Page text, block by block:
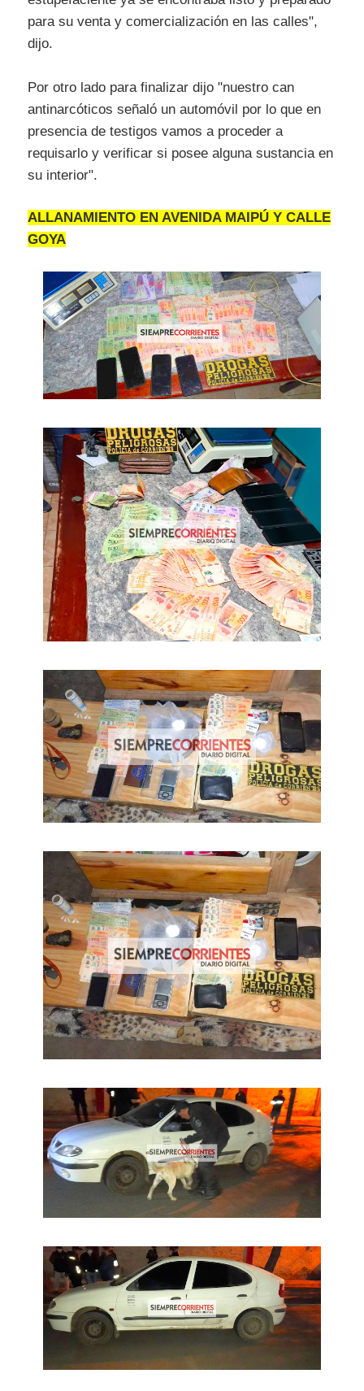
para su venta y comercialización en las calles",
dijo.
Por otro lado para finalizar dijo "nuestro can
antinarcóticos señaló un automóvil por lo que en
presencia de testigos vamos a proceder a
requisarlo y verificar si posee alguna sustancia en
su interior".
ALLANAMIENTO EN AVENIDA MAIPÚ Y CALLE
GOYA